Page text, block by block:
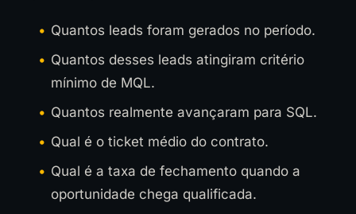
Quantos leads foram gerados no período.
Quantos desses leads atingiram critério
mínimo de MQL.
Quantos realmente avançaram para SQL.
Qual é o ticket médio do contrato.
Qual é a taxa de fechamento quando a
oportunidade chega qualificada.